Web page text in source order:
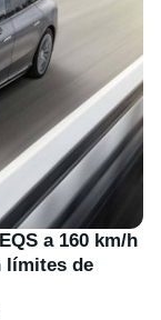
a 160 km/h
límites de